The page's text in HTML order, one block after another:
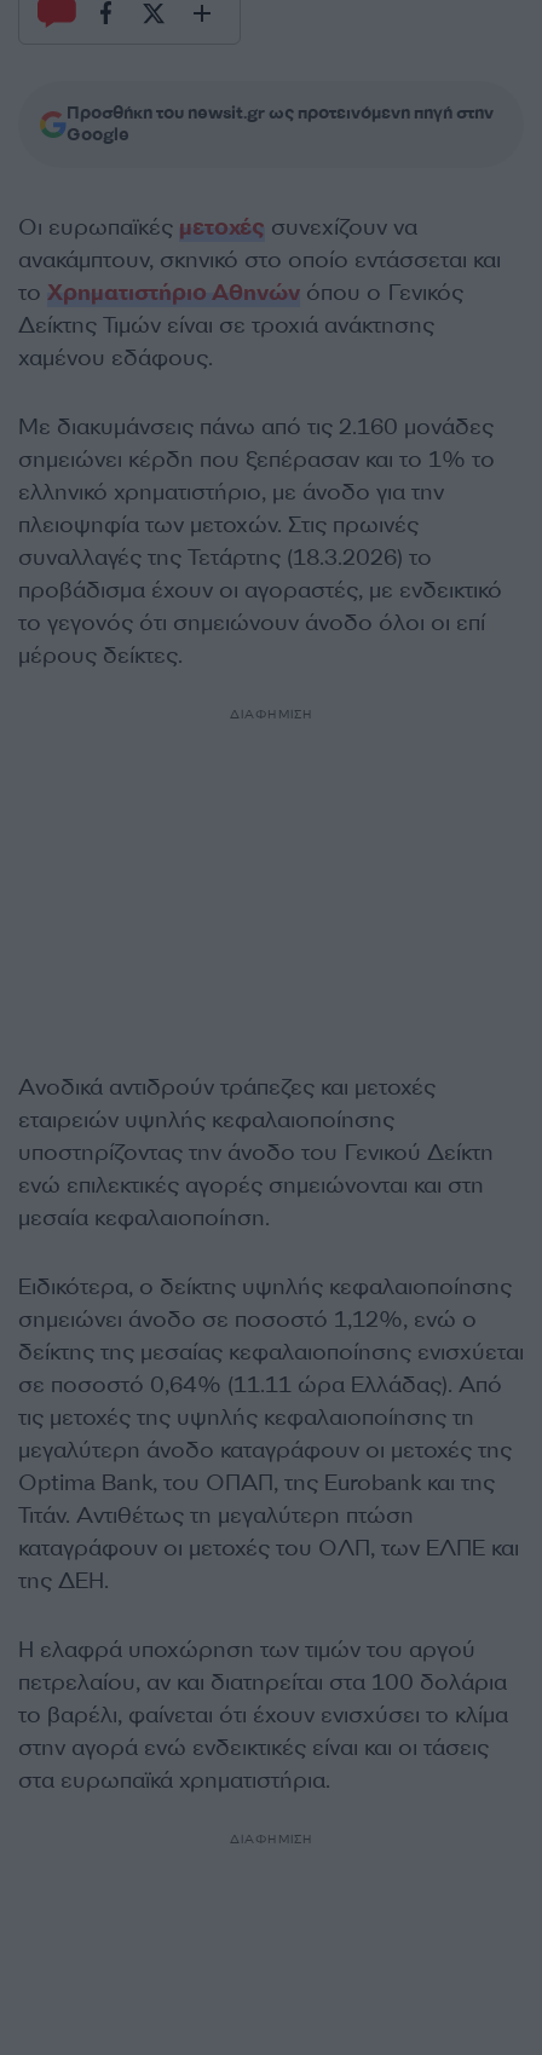
Προσθήκη του newsit.gr ως προτεινόμενη πηγή στην
Google
Οι ευρωπαϊκές μετοχές συνεχίζουν να
ανακάμπτουν, σκηνικό στο οποίο εντάσσεται και
το Χρηματιστήριο Αθηνών όπου ο Γενικός
Δείκτης Τιμών είναι σε τροχιά ανάκτησης
χαμένου εδάφους.
Με διακυμάνσεις πάνω από τις 2.160 μονάδες
σημειώνει κέρδη που ξεπέρασαν και το 1% το
ελληνικό χρηματιστήριο, με άνοδο για την
πλειοψηφία των μετοχών. Στις πρωινές
συναλλαγές της Τετάρτης (18.3.2026) το
προβάδισμα έχουν οι αγοραστές, με ενδεικτικό
το γεγονός ότι σημειώνουν άνοδο όλοι οι επί
μέρους δείκτες.
ΔΙΑΦΗΜΙΣΗ
Ανοδικά αντιδρούν τράπεζες και μετοχές
εταιρειών υψηλής κεφαλαιοποίησης
υποστηρίζοντας την άνοδο του Γενικού Δείκτη
ενώ επιλεκτικές αγορές σημειώνονται και στη
μεσαία κεφαλαιοποίηση.
Ειδικότερα, ο δείκτης υψηλής κεφαλαιοποίησης
σημειώνει άνοδο σε ποσοστό 1,12%, ενώ ο
δείκτης της μεσαίας κεφαλαιοποίησης ενισχύεται
σε ποσοστό 0,64% (11.11 ώρα Ελλάδας). Από
τις μετοχές της υψηλής κεφαλαιοποίησης τη
μεγαλύτερη άνοδο καταγράφουν οι μετοχές της
Optima Bank, του ΟΠΑΠ, της Eurobank και της
Τιτάν. Αντιθέτως τη μεγαλύτερη πτώση
καταγράφουν οι μετοχές του ΟΛΠ, των ΕΛΠΕ και
της ΔΕΗ.
Η ελαφρά υποχώρηση των τιμών του αργού
πετρελαίου, αν και διατηρείται στα 100 δολάρια
το βαρέλι, φαίνεται ότι έχουν ενισχύσει το κλίμα
στην αγορά ενώ ενδεικτικές είναι και οι τάσεις
στα ευρωπαϊκά χρηματιστήρια.
ΔΙΑΦΗΜΙΣΗ